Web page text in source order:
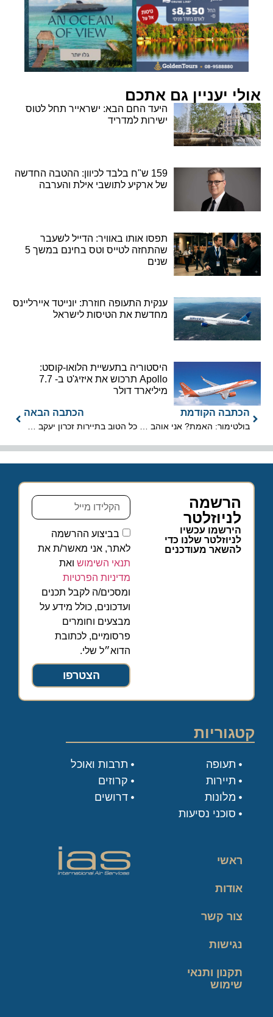
אולי יעניין גם אתכם
היעד החם הבא: ישראייר תחל לטוס
ישירות למדריד
159 ש"ח בלבד לכיוון: ההטבה החדשה
של ארקיע לתושבי אילת והערבה
תפסו אותו באוויר: הדייל לשעבר
שהתחזה לטייס וטס בחינם במשך 5
שנים
ענקית התעופה חוזרת: יונייטד איירליינס
מחדשת את הטיסות לישראל
היסטוריה בתעשיית הלואו-קוסט:
Apollo תרכוש את איזיג'ט ב- 7.7
מיליארד דולר
הכתבה הקודמת הכתבה הבאה
הרשמה
לניוזלטר
הירשמו עכשיו
לניוזלטר שלנו כדי
להשאר מעודכנים
בביצוע ההרשמה
לאתר, אני מאשר/ת את
תנאי השימוש ואת
מדיניות הפרטיות
ומסכים/ה לקבל תכנים
ועדכונים, כולל מידע על
מבצעים וחומרים
פרסומיים, לכתובת
הדוא״ל שלי.
הצטרפו
קטגוריות
תעופה
תיירות
מלונות
סוכני נסיעות
תרבות ואוכל
קרוזים
דרושים
ראשי
אודות
צור קשר
נגישות
תקנון ותנאי
שימוש